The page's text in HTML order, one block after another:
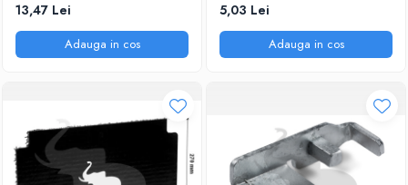
13,47 Lei
Adauga in cos
5,03 Lei
Adauga in cos